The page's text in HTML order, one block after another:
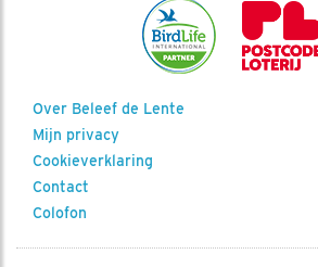
Over Beleef de Lente
Mijn privacy
Cookieverklaring
Contact
Colofon